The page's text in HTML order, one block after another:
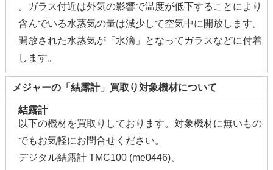
。ガラス付近は外気の影響で温度が低下することにより
含んでいる水蒸気の量は減少して空気中に開放します。
開放された水蒸気が「水滴」となってガラスなどに付着
します。
メジャーの「結露計」買取り対象機材について
結露計
以下の機材を買取りしております。対象機材に無いもの
でもお気軽にお問合せください。
デジタル結露計 TMC100 (me0446)、